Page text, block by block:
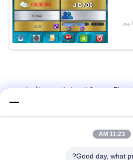
USD1200-1500/set MOQ:1 مجموعة
Grosse Electric Control Cabinet JC700 التعديل التحديثي لأجزاء
الإلكترونية للأشرطة المرنة تلوح في
11:23 AM
Good day, what